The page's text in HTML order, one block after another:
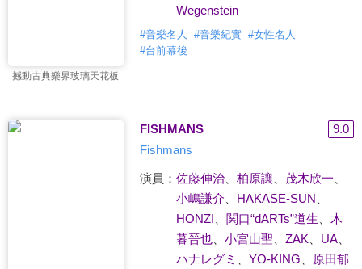
撼動古典樂界玻璃天花板
Wegenstein
#音樂名人 #音樂紀實 #女性名人
#台前幕後
FISHMANS
9.0
Fishmans
演員： 佐藤伸治、 柏原讓 茂木欣一
小嶋謙介
HAKASE-SUN
HONZI
関口“dARTs”道生
木
暮晉也、 小宮山聖 ZAK UA、
ハナレグミ
YO-KING
原田郁